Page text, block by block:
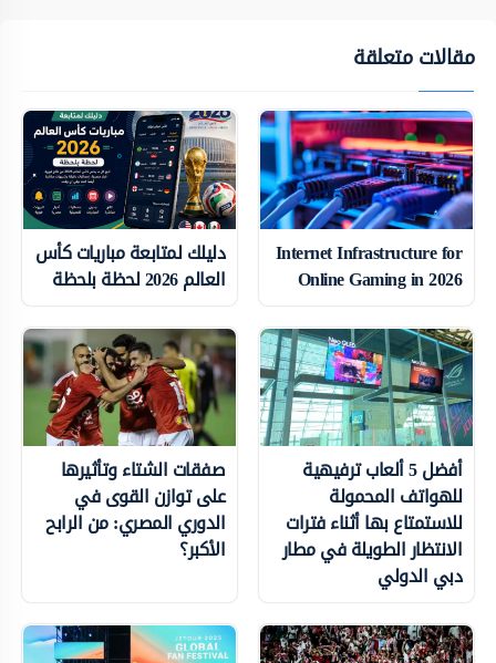
مقالات متعلقة
Internet Infrastructure for
Online Gaming in 2026
دليلك لمتابعة مباريات كأس
العالم 2026 لحظة بلحظة
أفضل 5 ألعاب ترفيهية
للهواتف المحمولة
للاستمتاع بها أثناء فترات
الانتظار الطويلة في مطار
دبي الدولي
صفقات الشتاء وتأثيرها
على توازن القوى في
الدوري المصري: من الرابح
الأكبر؟